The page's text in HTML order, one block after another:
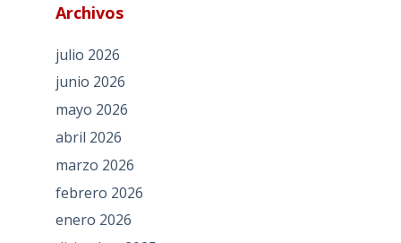
Archivos
julio 2026
junio 2026
mayo 2026
abril 2026
marzo 2026
febrero 2026
enero 2026